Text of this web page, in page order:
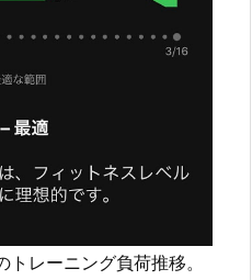
レーニング負荷推移。